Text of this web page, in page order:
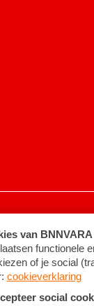
Algemene